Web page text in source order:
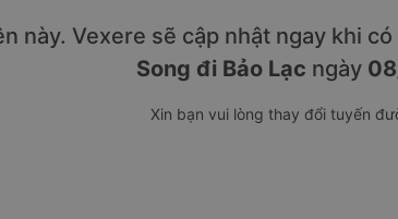
này. Vexere sẽ cập nhật ngay khi
Song đi Bảo Lạc ngày
Xin bạn vui lòng thay đổi tuyến